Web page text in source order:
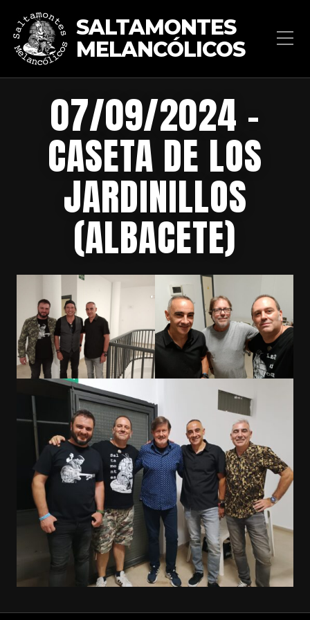
SALTAMONTES
MELANCÓLICOS
07/09/2024 –
CASETA DE LOS
JARDINILLOS
(ALBACETE)